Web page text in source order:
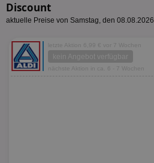
Discount
aktuelle Preise von Samstag, den 08.08.2026
letzte Aktion 6,99 € vor 7 Wochen
kein Angebot verfügbar
nächste Aktion in ca. 6 - 7 Wochen